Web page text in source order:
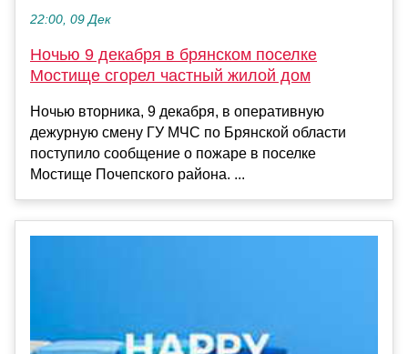
22:00, 09 Дек
Ночью 9 декабря в брянском поселке
Мостище сгорел частный жилой дом
Ночью вторника, 9 декабря, в оперативную
дежурную смену ГУ МЧС по Брянской области
поступило сообщение о пожаре в поселке
Мостище Почепского района. ...